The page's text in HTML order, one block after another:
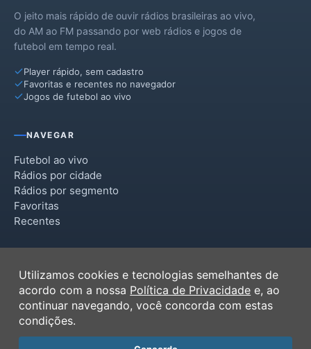
Canela
Esteio
Glorinha
Gramado
Gravataí
Igrejinha
Ivoti
Morro Reuter
Parobé
Picada Café
Presidente Lucena
O jeito mais rápido de ouvir rádios brasileiras ao vivo,
do AM ao FM passando por web rádios e jogos de
futebol em tempo real.
Player rápido, sem cadastro
Favoritas e recentes no navegador
Jogos de futebol ao vivo
NAVEGAR
Futebol ao vivo
Rádios por cidade
Rádios por segmento
Favoritas
Recentes
Termos de Uso
Política de Privacidade
Ferramentas
Contato
Utilizamos cookies e tecnologias semelhantes de
acordo com a nossa Política de Privacidade e, ao
continuar navegando, você concorda com estas
condições.